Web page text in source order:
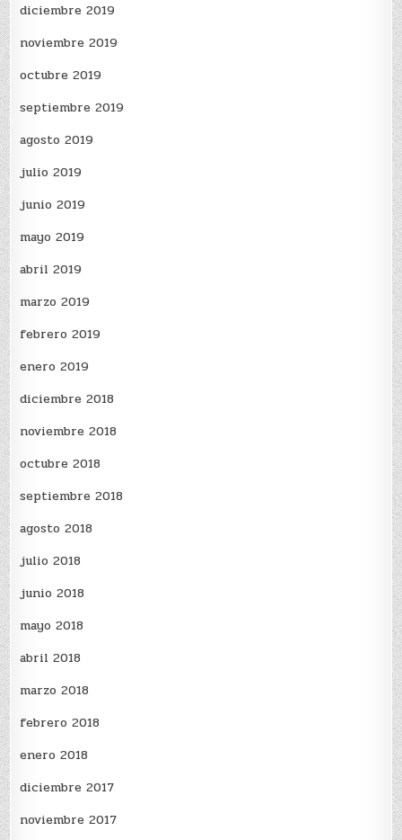
diciembre 2019
noviembre 2019
octubre 2019
septiembre 2019
agosto 2019
julio 2019
junio 2019
mayo 2019
abril 2019
marzo 2019
febrero 2019
enero 2019
diciembre 2018
noviembre 2018
octubre 2018
septiembre 2018
agosto 2018
julio 2018
junio 2018
mayo 2018
abril 2018
marzo 2018
febrero 2018
enero 2018
diciembre 2017
noviembre 2017